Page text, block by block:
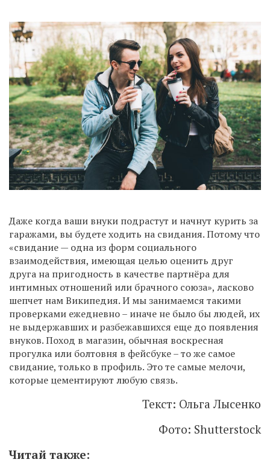
Даже когда ваши внуки подрастут и начнут курить за
гаражами, вы будете ходить на свидания. Потому что
«свидание — одна из форм социального
взаимодействия, имеющая целью оценить друг
друга на пригодность в качестве партнёра для
интимных отношений или брачного союза», ласково
шепчет нам Википедия. И мы занимаемся такими
проверками ежедневно – иначе не было бы людей, их
не выдержавших и разбежавшихся еще до появления
внуков. Поход в магазин, обычная воскресная
прогулка или болтовня в фейсбуке – то же самое
свидание, только в профиль. Это те самые мелочи,
которые цементируют любую связь.
Текст: Ольга Лысенко
Фото: Shutterstock
Читай также: